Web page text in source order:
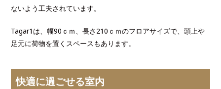
ないよう工夫されています。
Tagar1は、幅90ｃｍ、長さ210ｃｍのフロアサイズで、頭上や
足元に荷物を置くスペースもあります。
快適に過ごせる室内